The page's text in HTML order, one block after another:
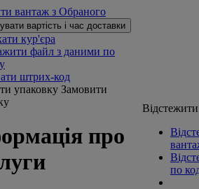
вантаж з Обраного
вартість і час доставки
кур'єра
файл з даними по
штрих-код
упаковку Замовити
про
Відстежити
по